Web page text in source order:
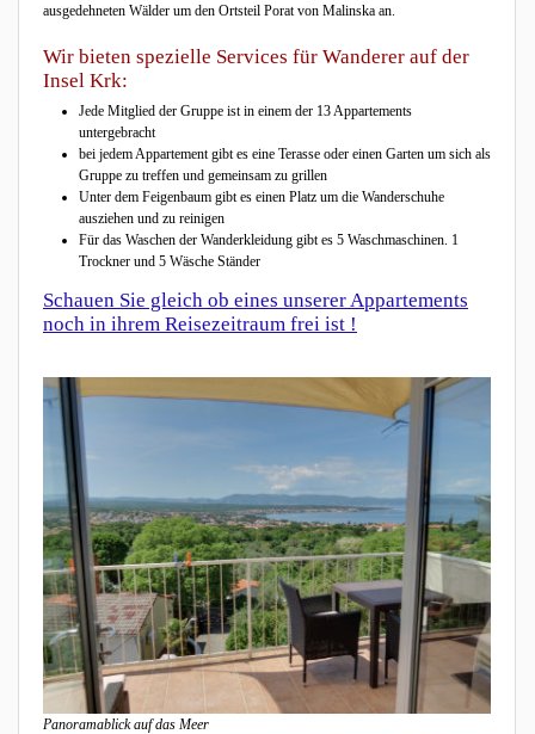
ausgedehneten Wälder um den Ortsteil Porat von Malinska an.
Wir bieten spezielle Services für Wanderer auf der
Insel Krk:
Jede Mitglied der Gruppe ist in einem der 13 Appartements
untergebracht
bei jedem Appartement gibt es eine Terasse oder einen Garten um sich als
Gruppe zu treffen und gemeinsam zu grillen
Unter dem Feigenbaum gibt es einen Platz um die Wanderschuhe
ausziehen und zu reinigen
Für das Waschen der Wanderkleidung gibt es 5 Waschmaschinen. 1
Trockner und 5 Wäsche Ständer
Schauen Sie gleich ob eines unserer Appartements
noch in ihrem Reisezeitraum frei ist !
Panoramablick auf das Meer